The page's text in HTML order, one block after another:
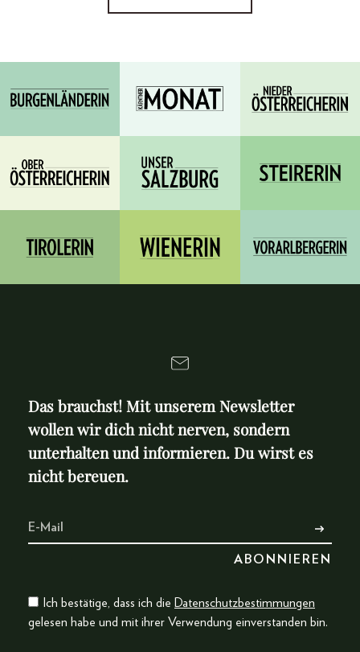
Das brauchst! Mit unserem Newsletter
wollen wir dich nicht nerven, sondern
unterhalten und informieren. Du wirst es
nicht bereuen.
Ich bestätige, dass ich die Datenschutzbestimmungen
gelesen habe und mit ihrer Verwendung einverstanden bin.